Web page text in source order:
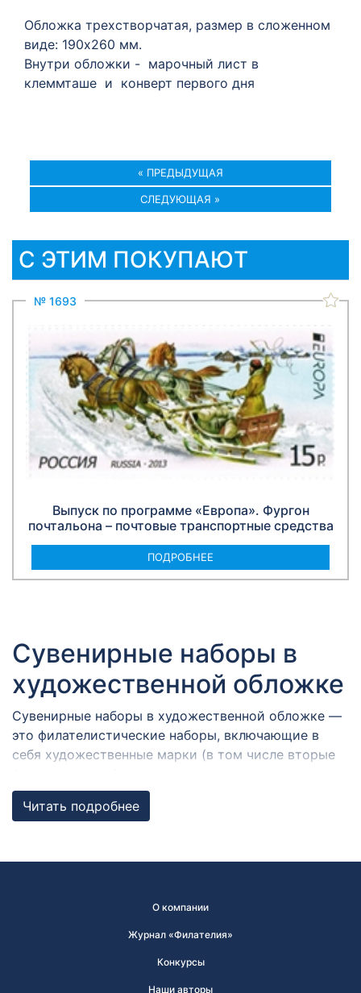
Обложка трехстворчатая, размер в сложенном
виде: 190х260 мм.
Внутри обложки - марочный лист в
клеммташе и конверт первого дня
« ПРЕДЫДУЩАЯ
СЛЕДУЮЩАЯ »
С ЭТИМ ПОКУПАЮТ
№ 1693
Выпуск по программе «Европа». Фургон
почтальона – почтовые транспортные средства
ПОДРОБНЕЕ
Сувенирные наборы в
художественной обложке
Сувенирные наборы в художественной обложке —
это филателистические наборы, включающие в
себя художественные марки (в том числе вторые
гашениями в разных городах России,
объединенные общей темой. Художественная
может быть прекрасным
подарком!
Наборы могут быть дополнены памятными и
Читать подробнее
О компании
Журнал «Филателия»
Конкурсы
Наши авторы